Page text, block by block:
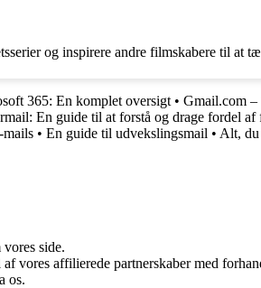
og inspirere andre filmskabere til at
365: En komplet oversigt • Gmail.com
En guide til at forstå og drage fordel
• En guide til udvekslingsmail • Alt, du
side.
affilierede partnerskaber med
os.